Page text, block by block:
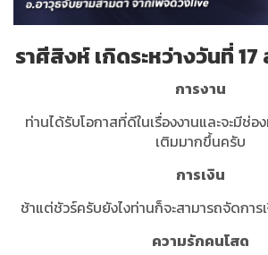
ราศีสิงห์ เกิดระหว่างวันที่
การงาน
ท่านได้รับโอกาสที่ดีในเรื่องงานและจะมีช่อ
เติมมากขึ้นครับ
การเงิน
ช้าแต่ชัวร์ครับยังไงท่านก็จะสามารถจัดการ
ความรักคนโสด